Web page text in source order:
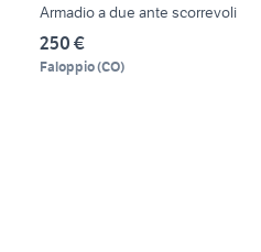
Armadio a due ante scorrevoli
250 €
Faloppio(CO)